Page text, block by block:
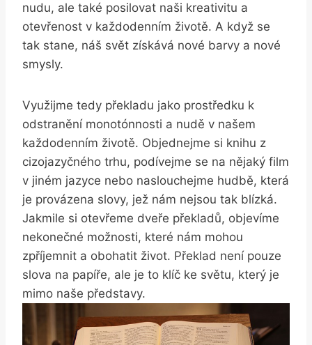
nudu, ale také posilovat naši kreativitu a
otevřenost v každodenním životě. A když se
tak stane, náš svět získává nové barvy a nové
smysly.
Využijme tedy překladu jako prostředku k
odstranění monotónnosti a nudě v našem
každodenním životě. Objednejme si knihu z
cizojazyčného trhu, podívejme se na nějaký film
v jiném jazyce nebo naslouchejme hudbě, která
je provázena slovy, jež nám nejsou tak blízká.
Jakmile si otevřeme dveře překladů, objevíme
nekonečné možnosti, které nám mohou
zpříjemnit a obohatit život. Překlad není pouze
slova na papíře, ale je to klíč ke světu, který je
mimo naše představy.